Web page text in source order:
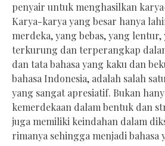
penyair untuk menghasilkan
Karya-karya yang besar hanya
merdeka, yang bebas, yang
terkurung dan terperangkap
dan tata bahasa yang kaku dan
bahasa Indonesia, adalah salah
yang sangat apresiatif. Bukan
kemerdekaan dalam bentuk dan
juga memiliki keindahan dalam
rimanya sehingga menjadi bahasa